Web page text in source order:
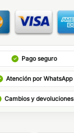
Pago seguro
Atención por WhatsApp
Cambios y devoluciones